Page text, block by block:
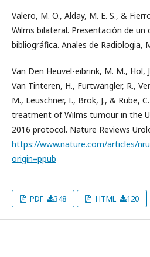
Valero, M. O., Alday, M. E. S., &
Wilms bilateral. Presentación de un
bibliográfica. Anales de Radiologia,
Van Den Heuvel-eibrink, M. M., Hol,
Van Tinteren, H., Furtwängler, R.,
M., Leuschner, I., Brok, J., & Rübe,
treatment of Wilms tumour in the
2016 protocol. Nature Reviews
https://www.nature.com/articles/
origin=ppub
PDF 348 HTML 120